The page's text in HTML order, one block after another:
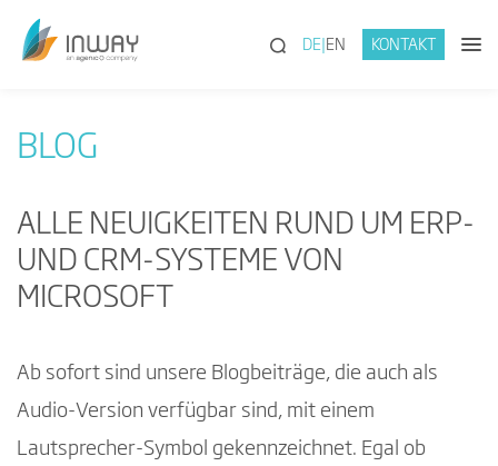
(SUCHE)
DE EN KONTAKT
BLOG
ALLE NEUIGKEITEN RUND UM ERP-
UND CRM-SYSTEME VON
MICROSOFT
Ab sofort sind unsere Blogbeiträge, die auch als
Audio-Version verfügbar sind, mit einem
Lautsprecher-Symbol gekennzeichnet. Egal ob